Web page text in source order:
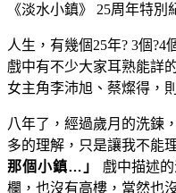
《淡水小鎮》 25周年特
人生，有幾個25年? 3個
戲中有不少大家耳熟能詳
女主角李沛旭、蔡燦得，
八年了，經過歲月的洗鍊
多的理解，只是讓我不能
那個小鎮… 」 戲中描述
欄，也沒有高樓，當然也